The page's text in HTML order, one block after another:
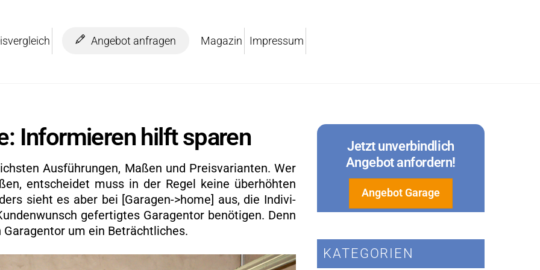
An­ge­bot an­fra­gen Ma­ga­zin Im­pres­sum
In­for­mie­ren hilft spa­ren
Aus­füh­run­gen, Maßen und Preis­va­ri­an­ten. Wer
ent­schei­det muss in der Regel keine über­höh­ten
sieht es aber bei [Ga­ra­gen->home] aus, die In­di­vi­
ge­fer­tig­tes Ga­ra­gen­tor be­nö­ti­gen. Denn
um ein Be­trächt­li­ches.
Jetzt un­ver­bind­lich
An­ge­bot an­for­dern!
An­ge­bot Ga­ra­ge
KA­TE­GO­RI­EN